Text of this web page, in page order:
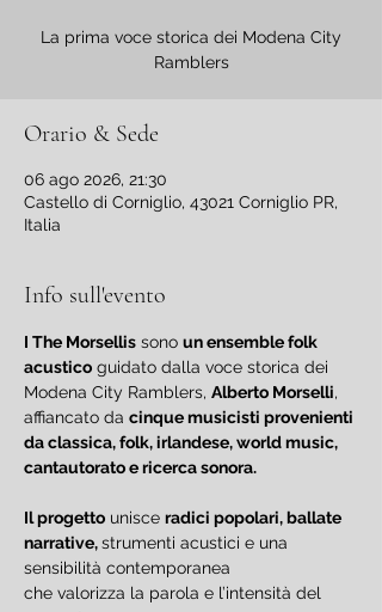
La prima voce storica dei Modena City
Ramblers
Orario & Sede
06 ago 2026, 21:30
Castello di Corniglio, 43021 Corniglio PR,
Italia
Info sull'evento
I The Morsellis sono un ensemble folk
acustico guidato dalla voce storica dei
Modena City Ramblers, Alberto Morselli,
affiancato da cinque musicisti provenienti
da classica, folk, irlandese, world music,
cantautorato e ricerca sonora.
Il progetto unisce radici popolari, ballate
narrative, strumenti acustici e una
sensibilità contemporanea
che valorizza la parola e l’intensità del